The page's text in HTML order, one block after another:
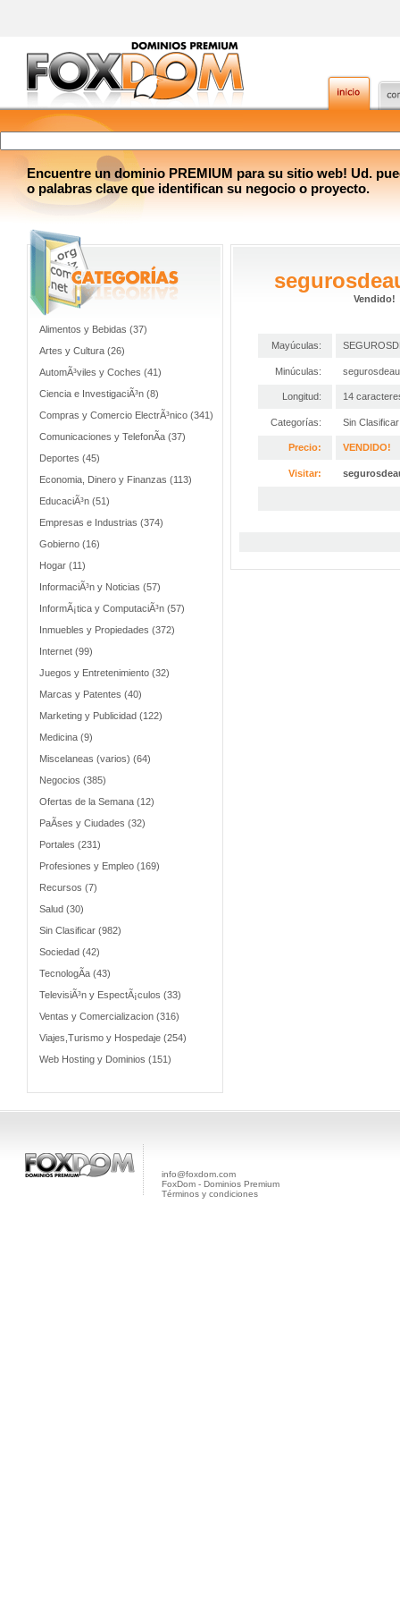
Encuentre un dominio PREMIUM para su sitio web! Ud.
o palabras clave que identifican su negocio o proyecto.
Alimentos y Bebidas (37)
Artes y Cultura (26)
AutomÃ³viles y Coches (41)
Ciencia e InvestigaciÃ³n (8)
Compras y Comercio ElectrÃ³nico (341)
Comunicaciones y TelefonÃ­a (37)
Deportes (45)
Economia, Dinero y Finanzas (113)
EducaciÃ³n (51)
Empresas e Industrias (374)
Gobierno (16)
Hogar (11)
InformaciÃ³n y Noticias (57)
InformÃ¡tica y ComputaciÃ³n (57)
Inmuebles y Propiedades (372)
Internet (99)
Juegos y Entretenimiento (32)
Marcas y Patentes (40)
Marketing y Publicidad (122)
Medicina (9)
Miscelaneas (varios) (64)
Negocios (385)
Ofertas de la Semana (12)
PaÃ­ses y Ciudades (32)
Portales (231)
Profesiones y Empleo (169)
Recursos (7)
Salud (30)
Sin Clasificar (982)
Sociedad (42)
TecnologÃ­a (43)
TelevisiÃ³n y EspectÃ¡culos (33)
Ventas y Comercializacion (316)
Viajes,Turismo y Hospedaje (254)
Web Hosting y Dominios (151)
Vendido!
Mayúculas:
Minúculas:
Longitud: 14
Categorías: Sin Clasificar
Precio: VENDIDO!
Visitar:
info@foxdom.com
FoxDom - Dominios Premium
Términos y condiciones